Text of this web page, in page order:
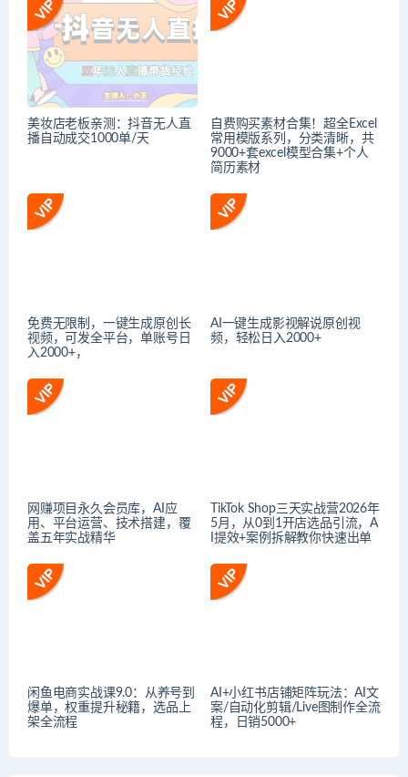
美妆店老板亲测：抖音无人直
播自动成交1000单/天
自费购买素材合集！超全Excel
常用模版系列，分类清晰，共
9000+套excel模型合集+个人
简历素材
免费无限制，一键生成原创长
视频，可发全平台，单账号日
入2000+，
AI一键生成影视解说原创视
频，轻松日入2000+
网赚项目永久会员库，AI应
用、平台运营、技术搭建，覆
盖五年实战精华
TikTok Shop三天实战营2026年
5月，从0到1开店选品引流，A
I提效+案例拆解教你快速出单
闲鱼电商实战课9.0：从养号到
爆单，权重提升秘籍，选品上
架全流程
AI+小红书店铺矩阵玩法：AI文
案/自动化剪辑/Live图制作全流
程，日销5000+